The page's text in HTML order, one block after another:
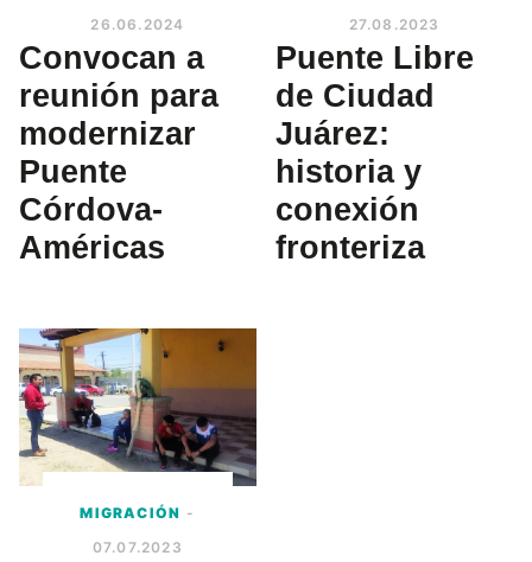
26.06.2024
Convocan a
reunión para
modernizar
Puente
Córdova-
Américas
27.08.2023
Puente Libre
de Ciudad
Juárez:
historia y
conexión
fronteriza
MIGRACIÓN -
07.07.2023